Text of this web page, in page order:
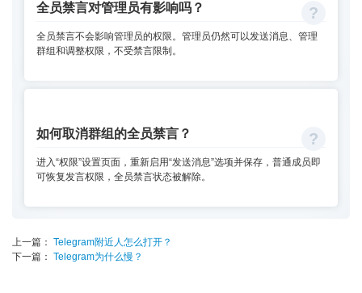
全员禁言对管理员有影响吗？
全员禁言不会影响管理员的权限。管理员仍然可以发送消息、管理
群组和调整权限，不受禁言限制。
如何取消群组的全员禁言？
进入“权限”设置页面，重新启用“发送消息”选项并保存，普通成员即
可恢复发言权限，全员禁言状态被解除。
上一篇： Telegram附近人怎么打开？
下一篇： Telegram为什么慢？